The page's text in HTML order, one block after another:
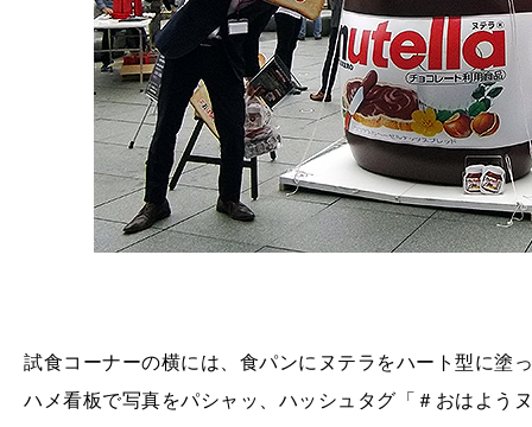
試食コーナーの横には、食パンにヌテラをハート型に塗
ハメ看板で写真をパシャッ、ハッシュタグ「＃おはよう